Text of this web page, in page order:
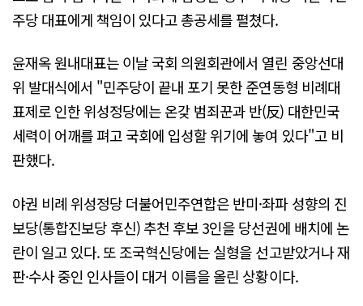
주당 대표에게 책임이 있다고 총공세를 펼쳤다.
윤재옥 원내대표는 이날 국회 의원회관에서 열린 중앙선대
위 발대식에서 "민주당이 끝내 포기 못한 준연동형 비례대
표제로 인한 위성정당에는 온갖 범죄꾼과 반(反) 대한민국
세력이 어깨를 펴고 국회에 입성할 위기에 놓여 있다"고 비
판했다.
야권 비례 위성정당 더불어민주연합은 반미·좌파 성향의 진
보당(통합진보당 후신) 추천 후보 3인을 당선권에 배치에 논
란이 일고 있다. 또 조국혁신당에는 실형을 선고받았거나 재
판·수사 중인 인사들이 대거 이름을 올린 상황이다.